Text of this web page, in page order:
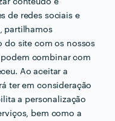
de redes sociais e
partilhamos
do site com os nossos
combinar com
Ao aceitar a
ter em consideração
a personalização
bem como a
o seu